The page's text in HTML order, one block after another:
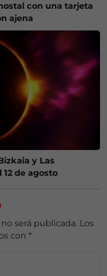
con una tarjeta
ajena
y Las
de agosto
será publicada. Los
con *